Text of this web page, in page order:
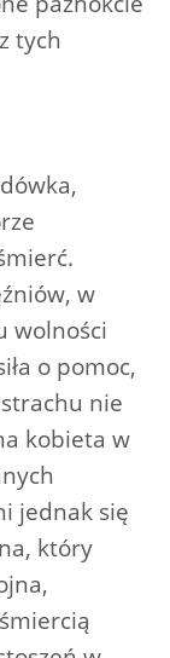
tych
w
wolności
o pomoc,
nie
kobieta w
jednak się
który